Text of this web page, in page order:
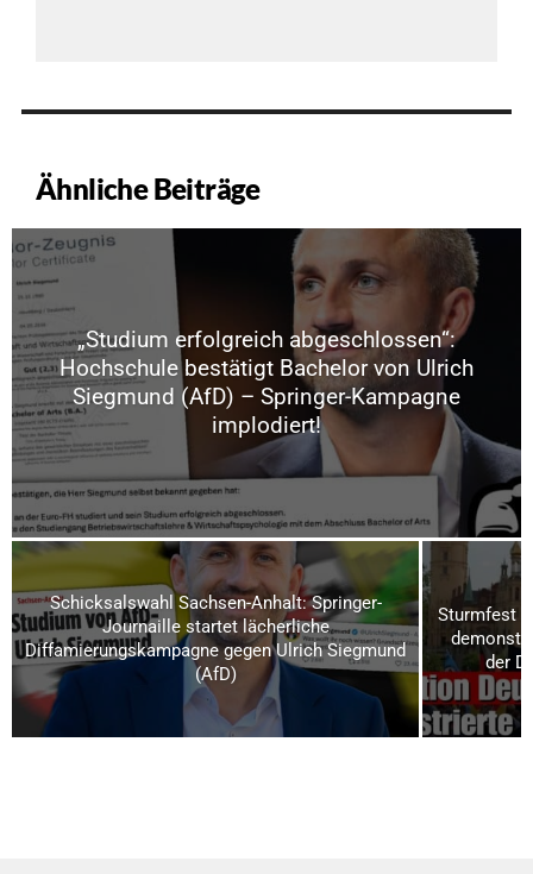
Ähnliche Beiträge
„Studium erfolgreich abgeschlossen“:
Hochschule bestätigt Bachelor von Ulrich
Siegmund (AfD) – Springer-Kampagne
implodiert!
Schicksalswahl Sachsen-Anhalt: Springer-
Journaille startet lächerliche
Diffamierungskampagne gegen Ulrich Siegmund
(AfD)
Sturmfest
der